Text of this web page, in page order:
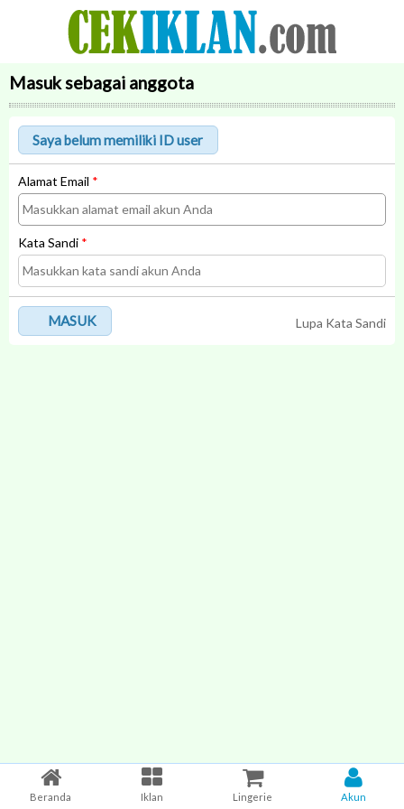
Masuk sebagai anggota
Alamat Email *
Kata Sandi *
Lupa Kata Sandi
MASUK
Beranda Iklan Lingerie Akun